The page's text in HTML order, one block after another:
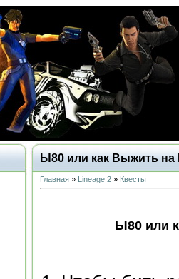
Ы80 или как Выжить
Главная » Lineage 2 » Квесты
Ы80 или